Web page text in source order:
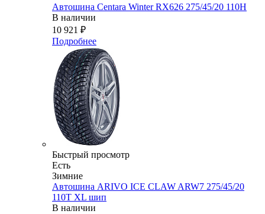
Автошина Centara Winter RX626 275/45/20 110H
В наличии
10 921 ₽
Подробнее
Быстрый просмотр
Есть
Зимние
Автошина ARIVO ICE CLAW ARW7 275/45/20
110T XL шип
В наличии